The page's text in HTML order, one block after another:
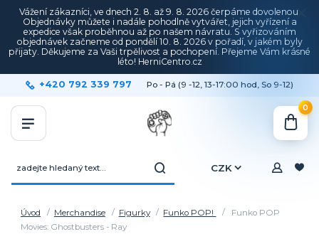
Vážení zákazníci, ve dnech 2. 8. až 9. 8. 2026 čerpáme dovolenou.
Objednávky můžete i nadále pohodlně vytvářet, jejich vyřízení a
expedice však proběhnou až po našem návratu. S vyřizováním
objednávek začneme od pondělí 10. 8. 2026 v pořadí, v jakém byly
přijaty. Děkujeme za Vaši trpělivost a pochopení. Přejeme Vám krásné
léto! HerniCentro.cz
CZK
+420 792 339 797 Po - Pá (9 -12, 13-17:00 hod, So 9-12)
0
Úvod Merchandise Figurky Funko POP!
Funko POP
Movies: Ghostbusters - Ray